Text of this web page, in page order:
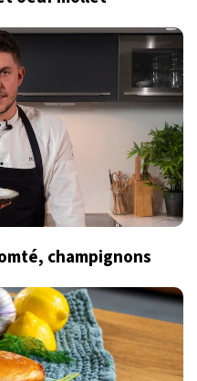
champignons